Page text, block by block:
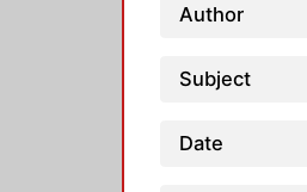
Author
Subject
Date